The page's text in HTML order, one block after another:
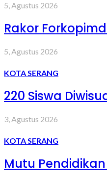
5, Agustus 2026
Rakor
5, Agustus 2026
KOTA SERANG
220 Siswa
3, Agustus 2026
KOTA SERANG
Mutu